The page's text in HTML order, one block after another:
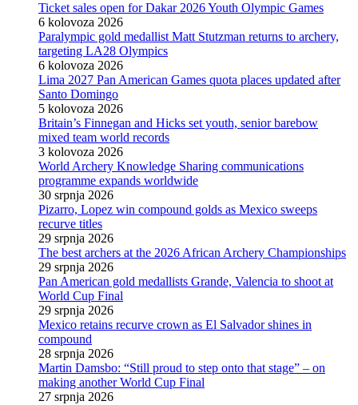
Ticket sales open for Dakar 2026 Youth Olympic Games
6 kolovoza 2026
Paralympic gold medallist Matt Stutzman returns to archery,
targeting LA28 Olympics
6 kolovoza 2026
Lima 2027 Pan American Games quota places updated after
Santo Domingo
5 kolovoza 2026
Britain’s Finnegan and Hicks set youth, senior barebow
mixed team world records
3 kolovoza 2026
World Archery Knowledge Sharing communications
programme expands worldwide
30 srpnja 2026
Pizarro, Lopez win compound golds as Mexico sweeps
recurve titles
29 srpnja 2026
The best archers at the 2026 African Archery Championships
29 srpnja 2026
Pan American gold medallists Grande, Valencia to shoot at
World Cup Final
29 srpnja 2026
Mexico retains recurve crown as El Salvador shines in
compound
28 srpnja 2026
Martin Damsbo: “Still proud to step onto that stage” – on
making another World Cup Final
27 srpnja 2026